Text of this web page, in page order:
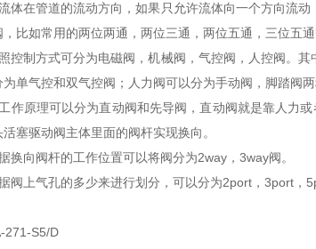
体在管道的流动方向，如果只允许流体向一个方向流
比如常用的两位两通，两位三通，两位五通，三位五通
照控制方式可分为电磁阀，机械阀，气控阀，人控阀。
为单气控和双气控阀；人力阀可以分为手动阀，脚踏阀两
工作原理可以分为直动阀和先导阀，直动阀就是靠人力
塞驱动阀主体里面的阀杆实现换向。
据换向阀杆的工作位置可以将阀分为2way，3way阀。
据阀上气孔的多少来进行划分，可以分为2port，3port，
271-S5/D